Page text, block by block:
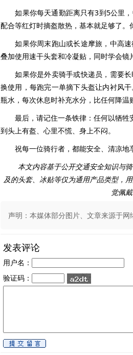
如果你每天通勤距离只有3到5公里，
配合等红灯时摘盔散热，基本就足够了。
如果你周末跑山或长途摩旅，中高速
叠加使用速干头套和冷凝贴，同时学会镜
如果你是外卖骑手或快递员，需要长
换使用，每跑完一单摘下头盔让内衬风
瓶水，每次休息时补充水分，比任何降温
最后，请记住一条铁律：任何以牺牲
到头上有盔、心里不慌、身上不闷。
祝每一位骑行者，都能安全、清凉地
本文内容基于公开交通安全知识与
及的头套、冰贴等仅为通用产品类型，
觉佩
声明：本媒体部分图片、文章来源于
发表评论
用户名：
验证码：